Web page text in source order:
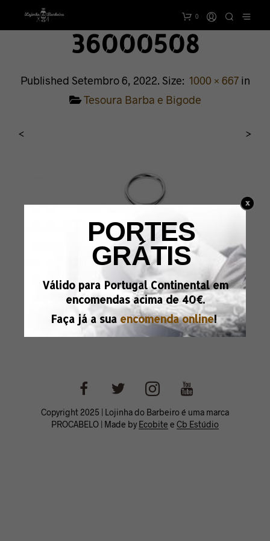
0
36000508
Published Setembro 6, 2022. Size: 1000 × 667in
Tesoura Barba e Bigode
< >
Copyright 2025 | Lojinha do Barbeiro é uma marca
PROCABELO | Made by Ecobite e Cb Estúdio
PORTES
GRÁTIS
Válido para Portugal Continental em
encomendas acima de 40€.
Faça já a sua encomenda online!